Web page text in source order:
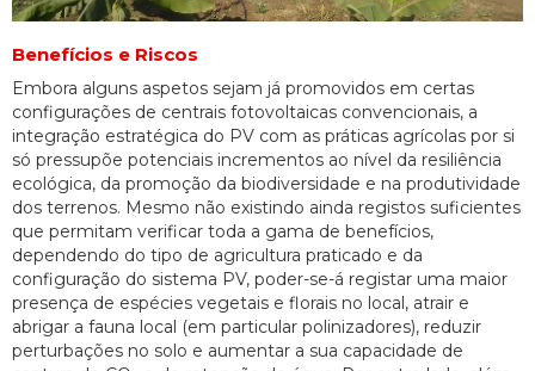
Benefícios e Riscos
Embora alguns aspetos sejam já promovidos em certas
configurações de centrais fotovoltaicas convencionais, a
integração estratégica do PV com as práticas agrícolas por si
só pressupõe potenciais incrementos ao nível da resiliência
ecológica, da promoção da biodiversidade e na produtividade
dos terrenos. Mesmo não existindo ainda registos suficientes
que permitam verificar toda a gama de benefícios,
dependendo do tipo de agricultura praticado e da
configuração do sistema PV, poder-se-á registar uma maior
presença de espécies vegetais e florais no local, atrair e
abrigar a fauna local (em particular polinizadores), reduzir
perturbações no solo e aumentar a sua capacidade de